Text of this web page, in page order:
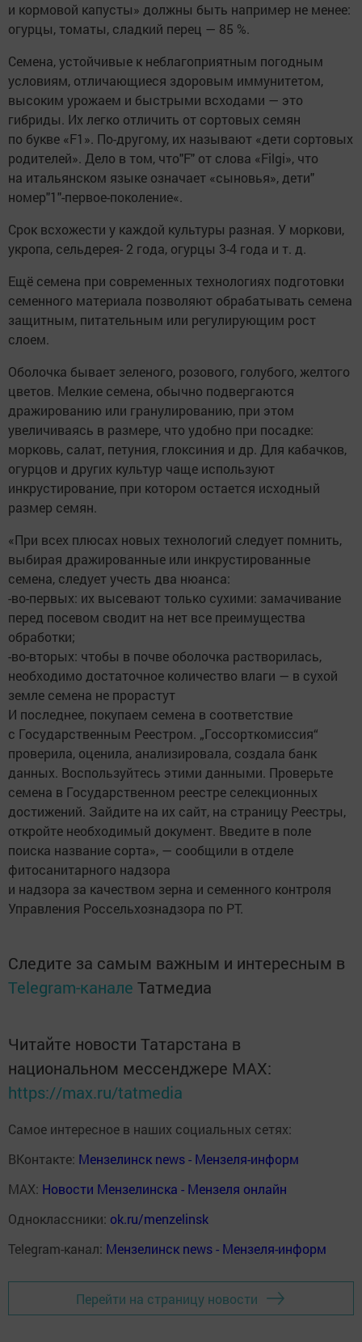
и кормовой капусты» должны быть например не менее:
огурцы, томаты, сладкий перец — 85 %.
Семена, устойчивые к неблагоприятным погодным
условиям, отличающиеся здоровым иммунитетом,
высоким урожаем и быстрыми всходами — это
гибриды. Их легко отличить от сортовых семян
по букве «F1». По-другому, их называют «дети сортовых
родителей». Дело в том, что"F" от слова «Filgi», что
на итальянском языке означает «сыновья», дети"
номер"1"-первое-поколение«.
Срок всхожести у каждой культуры разная. У моркови,
укропа, сельдерея- 2 года, огурцы 3-4 года и т. д.
Ещё семена при современных технологиях подготовки
семенного материала позволяют обрабатывать семена
защитным, питательным или регулирующим рост
слоем.
Оболочка бывает зеленого, розового, голубого, желтого
цветов. Мелкие семена, обычно подвергаются
дражированию или гранулированию, при этом
увеличиваясь в размере, что удобно при посадке:
морковь, салат, петуния, глоксиния и др. Для кабачков,
огурцов и других культур чаще используют
инкрустирование, при котором остается исходный
размер семян.
«При всех плюсах новых технологий следует помнить,
выбирая дражированные или инкрустированные
семена, следует учесть два нюанса:
-во-первых: их высевают только сухими: замачивание
перед посевом сводит на нет все преимущества
обработки;
-во-вторых: чтобы в почве оболочка растворилась,
необходимо достаточное количество влаги — в сухой
земле семена не прорастут
И последнее, покупаем семена в соответствие
с Государственным Реестром. „Госсорткомиссия“
проверила, оценила, анализировала, создала банк
данных. Воспользуйтесь этими данными. Проверьте
семена в Государственном реестре селекционных
достижений. Зайдите на их сайт, на страницу Реестры,
откройте необходимый документ. Введите в поле
поиска название сорта», — сообщили в отделе
фитосанитарного надзора
и надзора за качеством зерна и семенного контроля
Управления Россельхознадзора по РТ.
Следите за самым важным и интересным в
Telegram-канале Татмедиа
Читайте новости Татарстана в
национальном мессенджере MАХ:
https://max.ru/tatmedia
Самое интересное в наших социальных сетях:
ВКонтакте: Мензелинск news - Мензеля-информ
MAX: Новости Мензелинска - Мензеля онлайн
Одноклассники: ok.ru/menzelinsk
Telegram-канал: Мензелинск news - Мензеля-информ
Перейти на страницу новости